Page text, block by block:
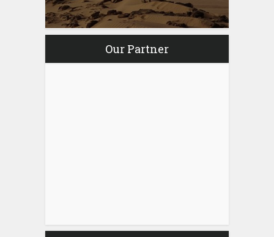
Our Partner